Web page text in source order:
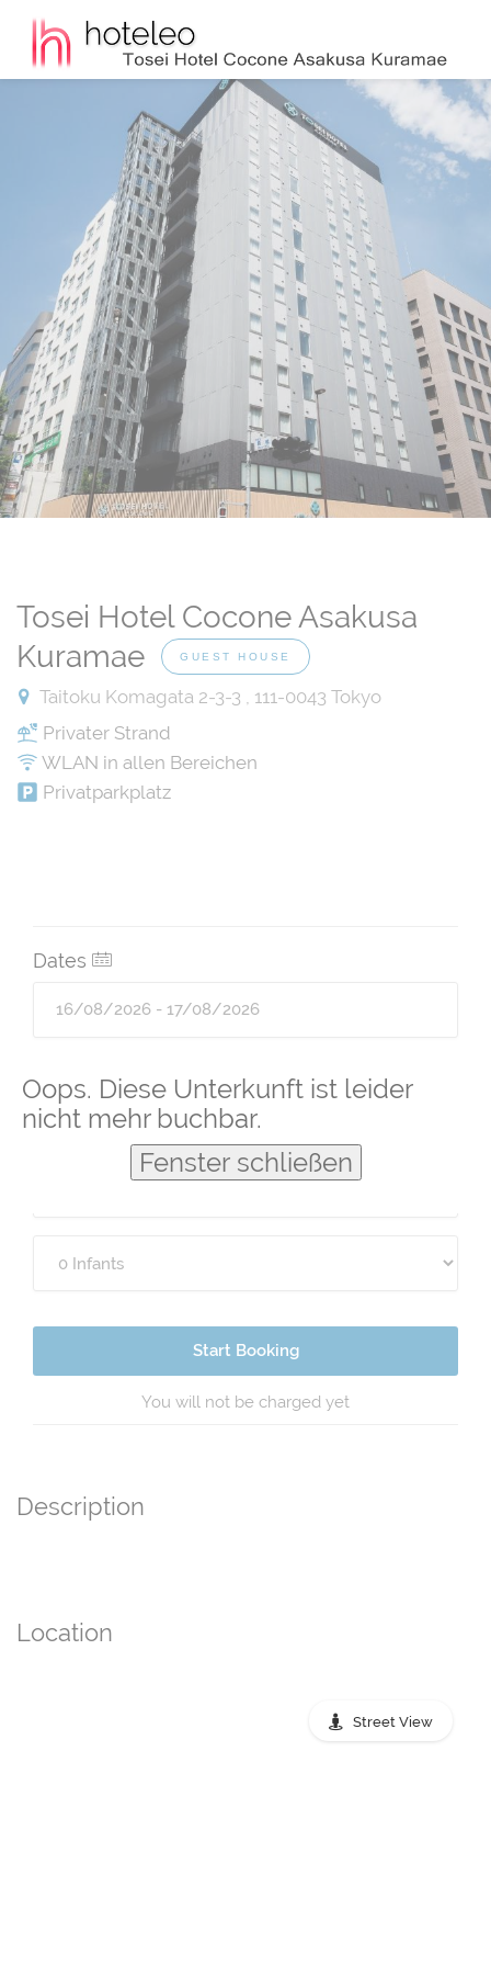
Oops. Diese Unterkunft ist leider
nicht mehr buchbar.
Fenster schließen
Tosei Hotel Cocone Asakusa
Kuramae
GUEST HOUSE
Taitoku Komagata 2-3-3 , 111-0043 Tokyo
Privater Strand
WLAN in allen Bereichen
Privatparkplatz
Dates
Start Booking
You will not be charged yet
Description
Location
Street View